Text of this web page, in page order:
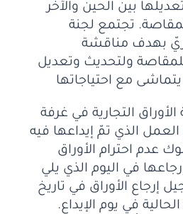
بين الحين والآخر
تجتمع لجنة
بهدف مناقشة
للمقاصة ولتحديث وتعديل
مع احتياجاتها
التجارية في غرفة
الذي تمّ إيداعها فيه
عدم احترام الأوراق
في اليوم الذي يلي
إرجاع الأوراق في تاريخ
في يوم الإيداع.